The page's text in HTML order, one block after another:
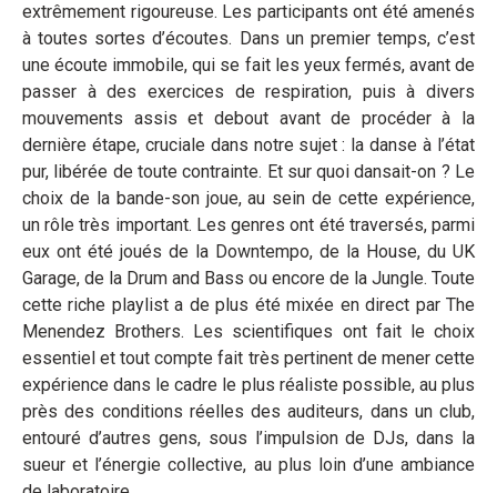
extrêmement rigoureuse. Les participants ont été amenés
à toutes sortes d’écoutes. Dans un premier temps, c’est
une écoute immobile, qui se fait les yeux fermés, avant de
passer à des exercices de respiration, puis à divers
mouvements assis et debout avant de procéder à la
dernière étape, cruciale dans notre sujet : la danse à l’état
pur, libérée de toute contrainte. Et sur quoi dansait-on ? Le
choix de la bande-son joue, au sein de cette expérience,
un rôle très important. Les genres ont été traversés, parmi
eux ont été joués de la Downtempo, de la House, du UK
Garage, de la Drum and Bass ou encore de la Jungle. Toute
cette riche playlist a de plus été mixée en direct par The
Menendez Brothers. Les scientifiques ont fait le choix
essentiel et tout compte fait très pertinent de mener cette
expérience dans le cadre le plus réaliste possible, au plus
près des conditions réelles des auditeurs, dans un club,
entouré d’autres gens, sous l’impulsion de DJs, dans la
sueur et l’énergie collective, au plus loin d’une ambiance